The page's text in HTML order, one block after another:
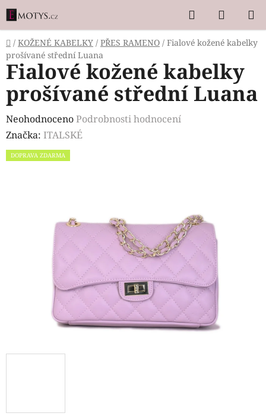
Přejít
na
obsah
Hledat
KOŠÍK
Domů
/ KOŽENÉ KABELKY / PŘES RAMENO / Fialové kožené kabelky
prošívané střední Luana
Fialové kožené kabelky
prošívané střední Luana
Průměrné
hodnocení
produktu
NeohodnocenoPodrobnosti hodnocení
Značka: ITALSKÉ
DOPRAVA ZDARMA